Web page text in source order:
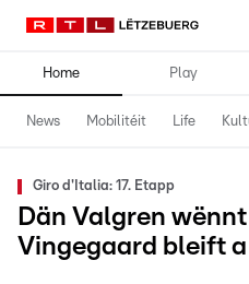
Home Play
News Mobilitéit Life
Giro d'Italia: 17. Etapp
Dän Valgren
Vingegaard bleift a